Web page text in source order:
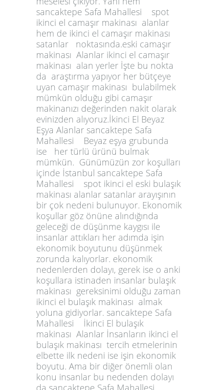
sancaktepe Safa Mahallesi spot
ikinci el camaşır makinası alanlar
hem de ikinci el camaşır makinası
satanlar noktasında.eski camaşır
makinası Alanlar ikinci el camaşır
makinası alan yerler İşte bu nokta
da araştırma yapıyor her bütçeye
uyan camaşır makinası bulabilmek
mümkün olduğu gibi camaşır
makinanızı değerinden nakit olarak
evinizden alıyoruz.İkinci El Beyaz
Eşya Alanlar sancaktepe Safa
Mahallesi Beyaz eşya grubunda
ise her türlü ürünü bulmak
mümkün. Günümüzün zor koşulları
içinde İstanbul sancaktepe Safa
Mahallesi spot ikinci el eski bulaşık
makinası alanlar satanlar arayışının
bir çok nedeni bulunuyor. Ekonomik
koşullar göz önüne alındığında
geleceği de düşünme kaygısı ile
insanlar attıkları her adımda işin
ekonomik boyutunu düşünmek
zorunda kalıyorlar. ekonomik
nedenlerden dolayı, gerek ise o anki
koşullara istinaden insanlar bulaşık
makinası gereksinimi olduğu zaman
ikinci el bulaşık makinası almak
yoluna gidiyorlar. sancaktepe Safa
Mahallesi İkinci El bulaşık
makinası Alanlar İnsanların ikinci el
bulaşık makinası tercih etmelerinin
elbette ilk nedeni ise işin ekonomik
boyutu. Ama bir diğer önemli olan
konu insanlar bu nedenden dolayı
da sancaktepe Safa Mahallesi